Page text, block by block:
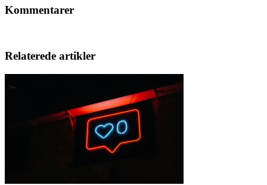
Kommentarer
Relaterede artikler